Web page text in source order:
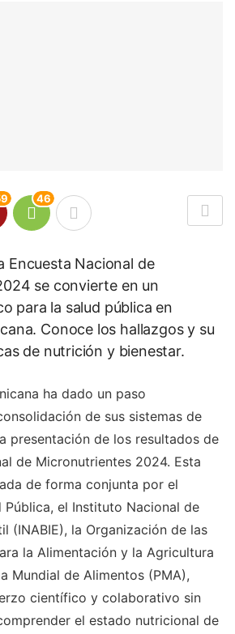
46
Encuesta Nacional de
se convierte en un
para la salud pública en
Conoce los hallazgos y su
de nutrición y bienestar.
ha dado un paso
de sus sistemas de
presentación de los resultados de
de Micronutrientes 2024. Esta
de forma conjunta por el
Pública, el Instituto Nacional de
(INABIE), la Organización de las
la Alimentación y la Agricultura
Mundial de Alimentos (PMA),
científico y colaborativo sin
el estado nutricional de